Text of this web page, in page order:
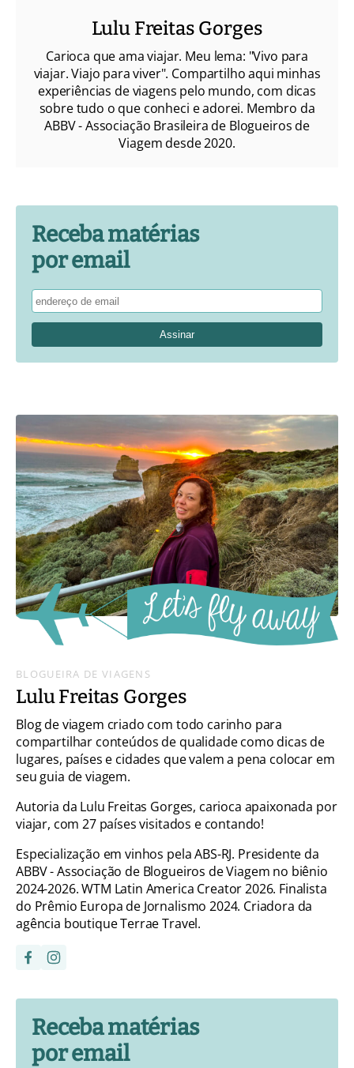
Lulu Freitas Gorges
Carioca que ama viajar. Meu lema: "Vivo para
viajar. Viajo para viver". Compartilho aqui minhas
experiências de viagens pelo mundo, com dicas
sobre tudo o que conheci e adorei. Membro da
ABBV - Associação Brasileira de Blogueiros de
Viagem desde 2020.
Receba matérias
por email
BLOGUEIRA DE VIAGENS
Lulu Freitas Gorges
Blog de viagem criado com todo carinho para
compartilhar conteúdos de qualidade como dicas de
lugares, países e cidades que valem a pena colocar em
seu guia de viagem.
Autoria da Lulu Freitas Gorges, carioca apaixonada por
viajar, com 27 países visitados e contando!
Especialização em vinhos pela ABS-RJ. Presidente da
ABBV - Associação de Blogueiros de Viagem no biênio
2024-2026. WTM Latin America Creator 2026. Finalista
do Prêmio Europa de Jornalismo 2024. Criadora da
agência boutique Terrae Travel.
Receba matérias
por email